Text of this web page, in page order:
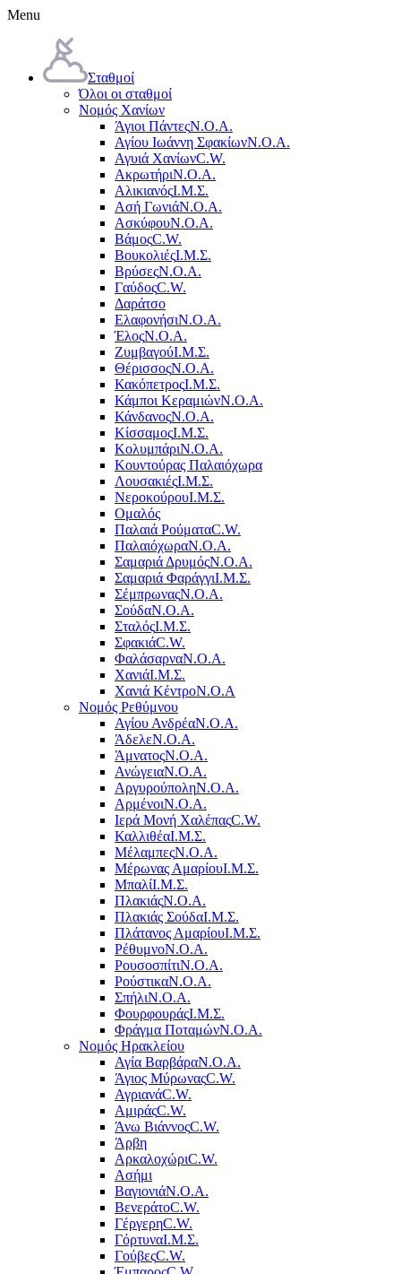
Menu
Σταθμοί
Όλοι οι σταθμοί
Νομός Χανίων
Άγιοι ΠάντεςΝ.Ο.Α.
Αγίου Ιωάννη ΣφακίωνΝ.Ο.Α.
Αγυιά ΧανίωνC.W.
ΑκρωτήριΝ.Ο.Α.
ΑλικιανόςΙ.Μ.Σ.
Ασή ΓωνιάΝ.Ο.Α.
ΑσκύφουΝ.Ο.Α.
ΒάμοςC.W.
ΒουκολιέςΙ.Μ.Σ.
ΒρύσεςΝ.Ο.Α.
ΓαύδοςC.W.
Δαράτσο
ΕλαφονήσιΝ.Ο.Α.
ΈλοςΝ.Ο.Α.
ΖυμβαγούΙ.Μ.Σ.
ΘέρισσοςΝ.Ο.Α.
ΚακόπετροςΙ.Μ.Σ.
Κάμποι ΚεραμιώνΝ.Ο.Α.
ΚάνδανοςΝ.Ο.Α.
ΚίσσαμοςΙ.Μ.Σ.
ΚολυμπάριΝ.Ο.Α.
Κουντούρας Παλαιόχωρα
ΛουσακιέςΙ.Μ.Σ.
ΝεροκούρουΙ.Μ.Σ.
Ομαλός
Παλαιά ΡούματαC.W.
ΠαλαιόχωραΝ.Ο.Α.
Σαμαριά ΔρυμόςΝ.Ο.Α.
Σαμαριά ΦαράγγιΙ.Μ.Σ.
ΣέμπρωναςΝ.Ο.Α.
ΣούδαΝ.Ο.Α.
ΣταλόςΙ.Μ.Σ.
ΣφακιάC.W.
ΦαλάσαρναΝ.Ο.Α.
ΧανιάΙ.Μ.Σ.
Χανιά ΚέντροN.O.A
Νομός Ρεθύμνου
Αγίου ΑνδρέαΝ.Ο.Α.
ΆδελεΝ.Ο.Α.
ΆμνατοςΝ.Ο.Α.
ΑνώγειαΝ.Ο.Α.
ΑργυρούποληΝ.Ο.Α.
ΑρμένοιΝ.Ο.Α.
Ιερά Μονή ΧαλέπαςC.W.
ΚαλλιθέαΙ.Μ.Σ.
ΜέλαμπεςΝ.Ο.Α.
Μέρωνας ΑμαρίουΙ.Μ.Σ.
ΜπαλίΙ.Μ.Σ.
ΠλακιάςΝ.Ο.Α.
Πλακιάς ΣούδαΙ.Μ.Σ.
Πλάτανος ΑμαρίουΙ.Μ.Σ.
ΡέθυμνοΝ.Ο.Α.
ΡουσοσπίτιΝ.Ο.Α.
ΡούστικαΝ.Ο.Α.
ΣπήλιΝ.Ο.Α.
ΦουρφουράςΙ.Μ.Σ.
Φράγμα ΠοταμώνΝ.Ο.Α.
Νομός Ηρακλείου
Αγία ΒαρβάραΝ.Ο.Α.
Άγιος ΜύρωναςC.W.
ΑγριανάC.W.
ΑμιράςC.W.
Άνω ΒιάννοςC.W.
Άρβη
ΑρκαλοχώριC.W.
Ασήμι
ΒαγιονιάΝ.Ο.Α.
ΒενεράτοC.W.
ΓέργερηC.W.
ΓόρτυναΙ.Μ.Σ.
ΓούβεςC.W.